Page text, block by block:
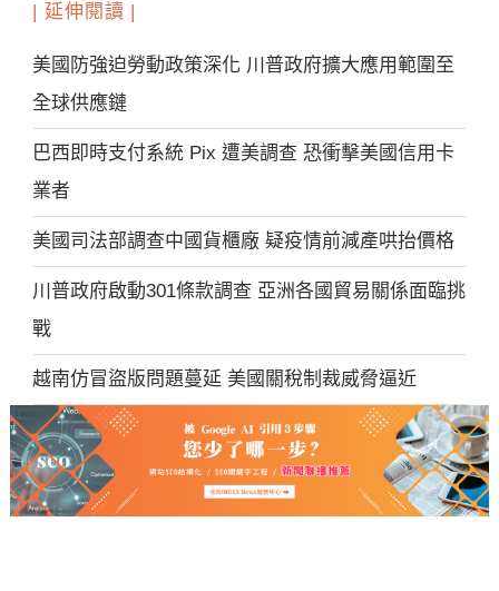
| 延伸閱讀 |
美國防強迫勞動政策深化 川普政府擴大應用範圍至
全球供應鏈
巴西即時支付系統 Pix 遭美調查 恐衝擊美國信用卡
業者
美國司法部調查中國貨櫃廠 疑疫情前減產哄抬價格
川普政府啟動301條款調查 亞洲各國貿易關係面臨挑
戰
越南仿冒盜版問題蔓延 美國關稅制裁威脅逼近